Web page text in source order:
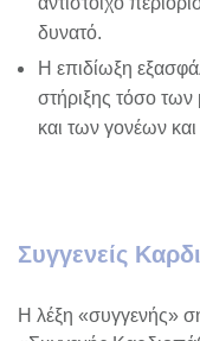
δυνατό.
Η επιδίωξη
στήριξης τόσο
και των γονέων
Συγγενείς
Η λέξη «συγγενής»